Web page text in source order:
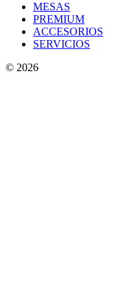
MESAS
PREMIUM
ACCESORIOS
SERVICIOS
© 2026